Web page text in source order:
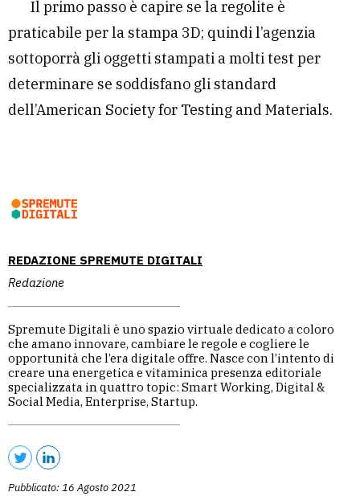
REDAZIONE SPREMUTE DIGITALI
Redazione
Spremute Digitali è uno spazio virtuale dedicato a coloro
che amano innovare, cambiare le regole e cogliere le
opportunità che l’era digitale offre. Nasce con l’intento di
creare una energetica e vitaminica presenza editoriale
specializzata in quattro topic: Smart Working, Digital &
Social Media, Enterprise, Startup.
Pubblicato: 16 Agosto 2021
Il primo passo è capire se la regolite è
praticabile per la stampa 3D; quindi l’agenzia
sottoporrà gli oggetti stampati a molti test per
determinare se soddisfano gli standard
dell’American Society for Testing and Materials.